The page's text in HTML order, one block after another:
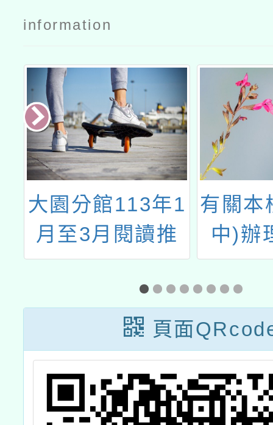
information
大園分館113年1
月至3月閱讀推
廣活動
有關本
中)辦
112年
育區
計畫(
科技(
資訊類
研
頁面